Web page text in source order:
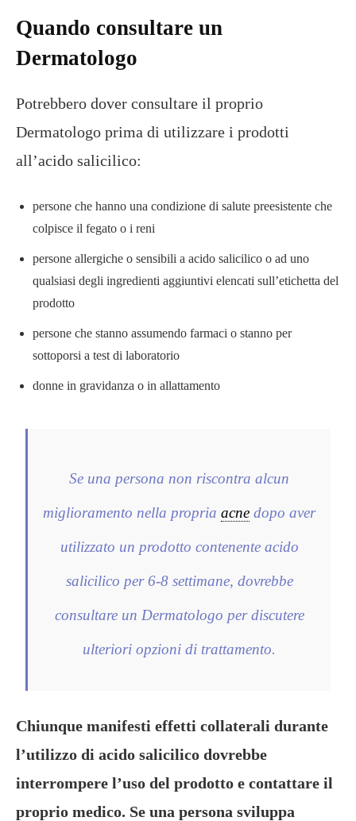
Quando consultare un
Dermatologo
Potrebbero dover consultare il proprio
Dermatologo prima di utilizzare i prodotti
all’acido salicilico:
persone che hanno una condizione di salute preesistente che
colpisce il fegato o i reni
persone allergiche o sensibili a acido salicilico o ad uno
qualsiasi degli ingredienti aggiuntivi elencati sull’etichetta del
prodotto
persone che stanno assumendo farmaci o stanno per
sottoporsi a test di laboratorio
donne in gravidanza o in allattamento
Se una persona non riscontra alcun
miglioramento nella propria acne dopo aver
utilizzato un prodotto contenente acido
salicilico per 6-8 settimane, dovrebbe
consultare un Dermatologo per discutere
ulteriori opzioni di trattamento.
Chiunque manifesti effetti collaterali durante
l’utilizzo di acido salicilico dovrebbe
interrompere l’uso del prodotto e contattare il
proprio medico. Se una persona sviluppa